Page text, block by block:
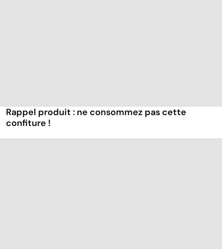
Rappel produit : ne consommez pas cette
confiture !